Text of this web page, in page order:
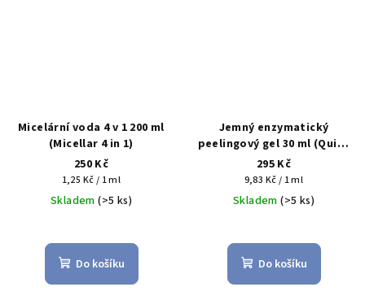
Micelární voda 4 v 1 200 ml
(Micellar 4 in 1)
250 Kč
Měrná
cena:
1,25 Kč / 1 ml
Skladem(>5 ks)
Do košíku
Jemný enzymatický
peelingový gel 30 ml (Quick
Fine Enzyme Peeling Gel)
295 Kč
Měrná
cena:
9,83 Kč / 1 ml
Skladem(>5 ks)
Do košíku